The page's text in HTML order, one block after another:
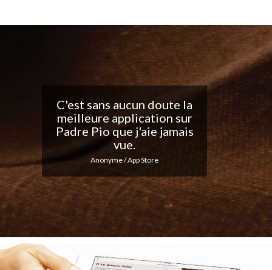
Belle application, j'adore
les notifications
quotidiennes... Continuez
votre excellent travail !